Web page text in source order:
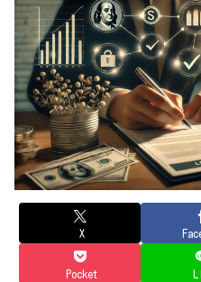
X
Pocket